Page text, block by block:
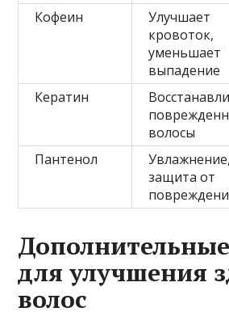
Кофеин
Улучшает
кровоток,
уменьшает
выпадение
Кератин
волосы
Пантенол
Увлажнение,
защита от
для улучшения
волос